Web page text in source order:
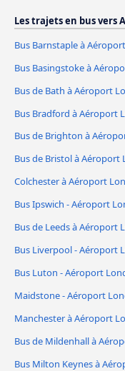
Les trajets en bus vers
Bus Barnstaple à
Bus Basingstoke à
Bus de Bath à Aéroport
Bus Bradford à Aéroport
Bus de Brighton à
Bus de Bristol à Aéroport
Colchester à Aéroport
Bus Ipswich - Aéroport
Bus de Leeds à Aéroport
Bus Liverpool - Aéroport
Bus Luton - Aéroport
Maidstone - Aéroport
Manchester à Aéroport
Bus de Mildenhall à
Bus Milton Keynes à